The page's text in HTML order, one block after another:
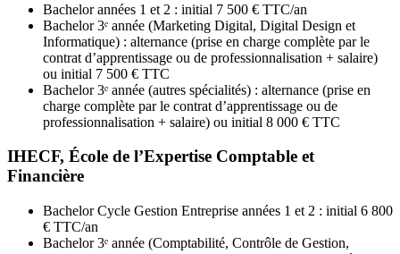
Bachelor années 1 et 2 : initial 7 500 € TTC/an
Bachelor 3ᵉ année (Marketing Digital, Digital Design et
Informatique) : alternance (prise en charge complète par le
contrat d’apprentissage ou de professionnalisation + salaire)
ou initial 7 500 € TTC
Bachelor 3ᵉ année (autres spécialités) : alternance (prise en
charge complète par le contrat d’apprentissage ou de
professionnalisation + salaire) ou initial 8 000 € TTC
IHECF, École de l’Expertise Comptable et
Financière
Bachelor Cycle Gestion Entreprise années 1 et 2 : initial 6 800
€ TTC/an
Bachelor 3ᵉ année (Comptabilité, Contrôle de Gestion,